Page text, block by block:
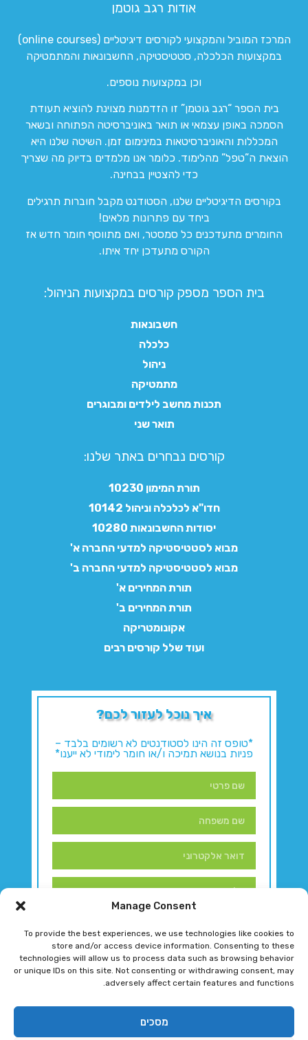
Manage Consent
To provide the best experiences, we use technologies like cookies to
store and/or access device information. Consenting to these
technologies will allow us to process data such as browsing behavior
or unique IDs on this site. Not consenting or withdrawing consent, may
adversely affect certain features and functions.
מסכים
אודות רגב גוטמן
המרכז המוביל והמקצועי לקורסים דיגיטליים (online courses)
במקצועות הכלכלה, סטטיסטיקה, החשבונאות והמתמטיקה
וכן במקצועות נוספים.
בית הספר “רגב גוטמן” זו הזדמנות מצוינת להוציא תעודת
הסמכה באופן עצמאי או תואר באוניברסיטה הפתוחה ובשאר
המכללות והאוניברסיטאות במינימום זמן. השיטה שלנו היא
הוצאת ה”טפל” מהלימוד. כלומר אנו מלמדים בדיוק מה שצריך
כדי להצטיין בבחינה.
בקורסים הדיגיטליים שלנו, הסטודנט מקבל חוברות תרגילים
ביחד עם פתרונות מלאים!
החומרים מתעדכנים כל סמסטר, ואם מתווסף חומר חדש אז
הקורס מתעדכן יחד איתו.
בית הספר מספק קורסים במקצועות הניהול:
חשבונאות
כלכלה
ניהול
מתמטיקה
תכנות מחשב לילדים ומבוגרים
תואר שני
קורסים נבחרים באתר שלנו:​
תורת המימון 10230
חדו"א לכלכלה וניהול 10142
יסודות החשבונאות 10280
מבוא לסטטיסטיקה למדעי החברה א'
מבוא לסטטיסטיקה למדעי החברה ב'
תורת המחירים א'
תורת המחירים ב'
אקונומטריקה
ועוד שלל קורסים רבים
איך נוכל לעזור לכם?
*טופס זה הינו לסטודנטים לא רשומים בלבד –
פניות בנושא תמיכה ו/או חומר לימודי לא ייענו*